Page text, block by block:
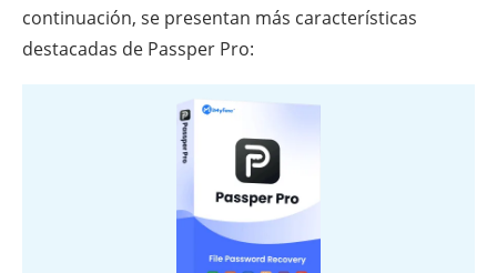
continuación, se presentan más características
destacadas de Passper Pro: